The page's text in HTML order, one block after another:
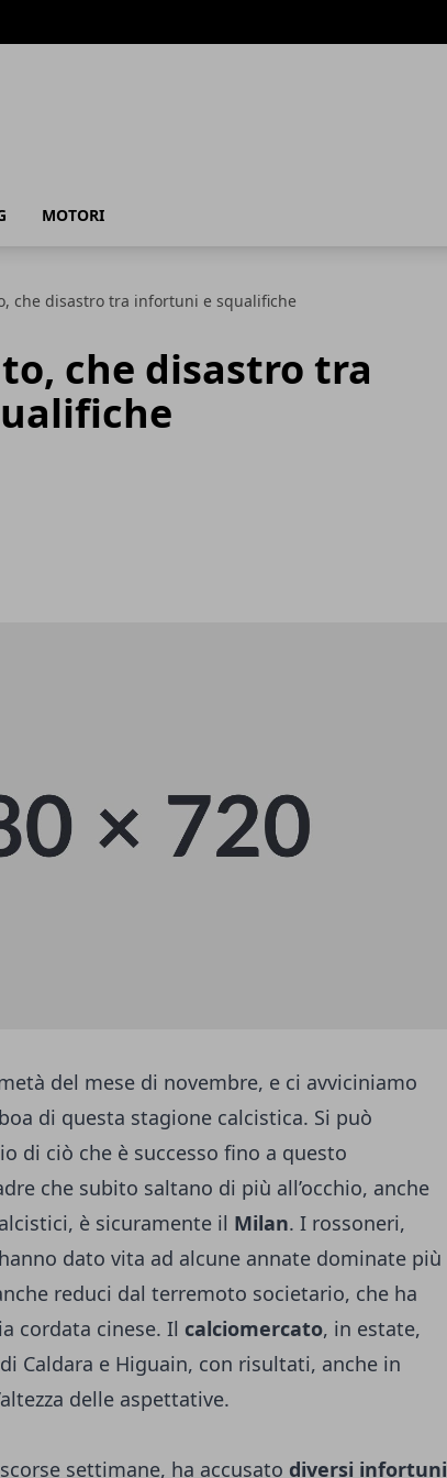
MOTORI
che disastro tra infortuni e squalifiche
che disastro tra
del mese di novembre, e ci avviciniamo
di questa stagione calcistica. Si può
di ciò che è successo fino a questo
che subito saltano di più all’occhio, anche
è sicuramente il Milan. I rossoneri,
dato vita ad alcune annate dominate più
reduci dal terremoto societario, che ha
cordata cinese. Il calciomercato, in estate,
Caldara e Higuain, con risultati, anche in
delle aspettative.
settimane, ha accusato diversi infortuni